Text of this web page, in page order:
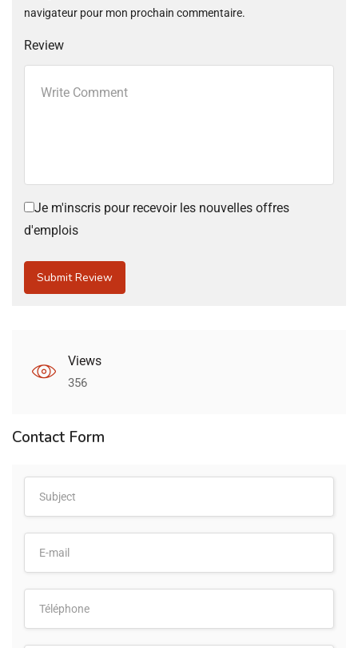
navigateur pour mon prochain commentaire.
Review
Je m'inscris pour recevoir les nouvelles offres
d'emplois
Views
356
Contact Form